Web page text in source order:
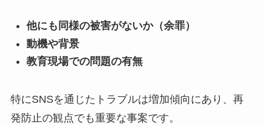
他にも同様の被害がないか（余罪）
動機や背景
教育現場での問題の有無
特にSNSを通じたトラブルは増加傾向にあり、再
発防止の観点でも重要な事案です。